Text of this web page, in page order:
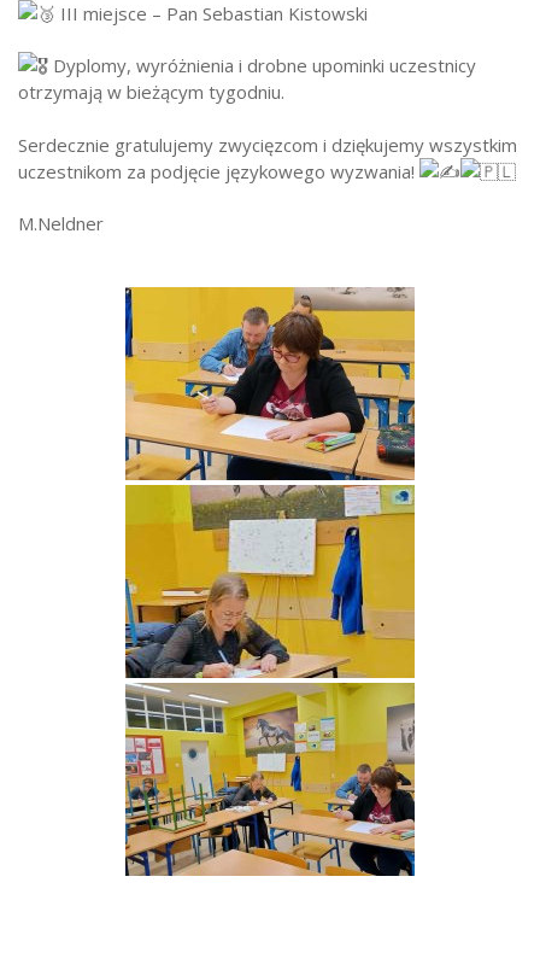
III miejsce – Pan Sebastian Kistowski
Dyplomy, wyróżnienia i drobne upominki uczestnicy
otrzymają w bieżącym tygodniu.
Serdecznie gratulujemy zwycięzcom i dziękujemy wszystkim
uczestnikom za podjęcie językowego wyzwania!
M.Neldner